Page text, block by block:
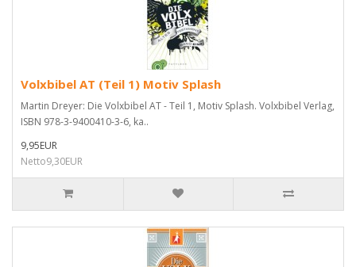
Volxbibel AT (Teil 1) Motiv Splash
Martin Dreyer: Die Volxbibel AT - Teil 1, Motiv Splash. Volxbibel Verlag,
ISBN 978-3-9400410-3-6, ka..
9,95EUR
Netto9,30EUR